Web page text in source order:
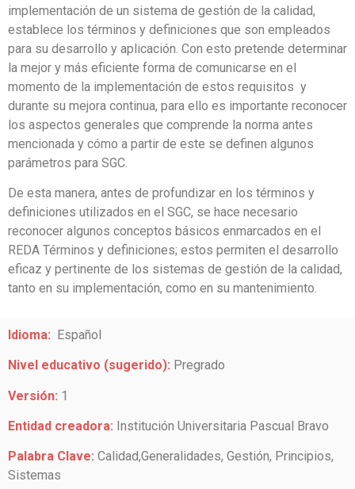
implementación de un sistema de gestión de la calidad,
establece los términos y definiciones que son empleados
para su desarrollo y aplicación. Con esto pretende determinar
la mejor y más eficiente forma de comunicarse en el
momento de la implementación de estos requisitos y
durante su mejora continua, para ello es importante reconocer
los aspectos generales que comprende la norma antes
mencionada y cómo a partir de este se definen algunos
parámetros para SGC.
De esta manera, antes de profundizar en los términos y
definiciones utilizados en el SGC, se hace necesario
reconocer algunos conceptos básicos enmarcados en el
REDA Términos y definiciones; estos permiten el desarrollo
eficaz y pertinente de los sistemas de gestión de la calidad,
tanto en su implementación, como en su mantenimiento.
Idioma: Español
Nivel educativo (sugerido): Pregrado
Versión: 1
Entidad creadora: Institución Universitaria Pascual Bravo
Palabra Clave: Calidad,Generalidades, Gestión, Principios,
Sistemas